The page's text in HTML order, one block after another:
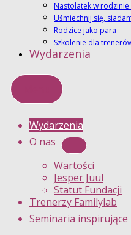
Nastolatek w rodzinie
Uśmiechnij się,
Rodzice jako para
Szkolenie dla
Wydarzenia
Wydarzenia
O nas
Wartości
Jesper Juul
Statut Fundacji
Trenerzy Familylab
Seminaria inspirujące